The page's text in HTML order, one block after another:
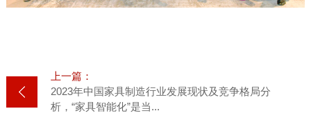
上一篇：
2023年中国家具制造行业发展现状及竞争格局分
析，“家具智能化”是当...